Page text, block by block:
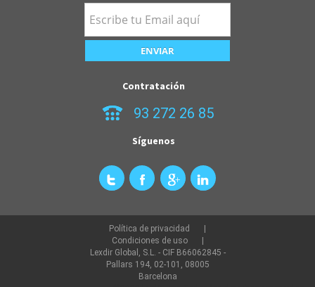
Contratación
93 272 26 85
Síguenos
Política de privacidad
Condiciones de uso
Lexdir Global, S.L. - CIF B66062845 -
Pallars 194, 02-101, 08005
Barcelona